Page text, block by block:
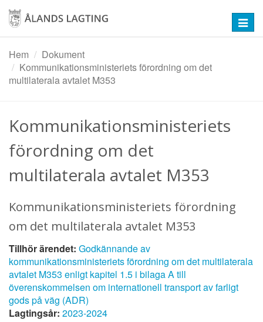
Hoppa
huvudinnehåll
Hem
Dokument
Kommunikationsministeriets förordning om det
multilaterala avtalet M353
Kommunikationsministeriets
förordning om det
multilaterala avtalet M353
Kommunikationsministeriets förordning
om det multilaterala avtalet M353
Tillhör ärendet: Godkännande av
kommunikationsministeriets förordning om det multilaterala
avtalet M353 enligt kapitel 1.5 i bilaga A till
överenskommelsen om internationell transport av farligt
gods på väg (ADR)
Lagtingsår: 2023-2024